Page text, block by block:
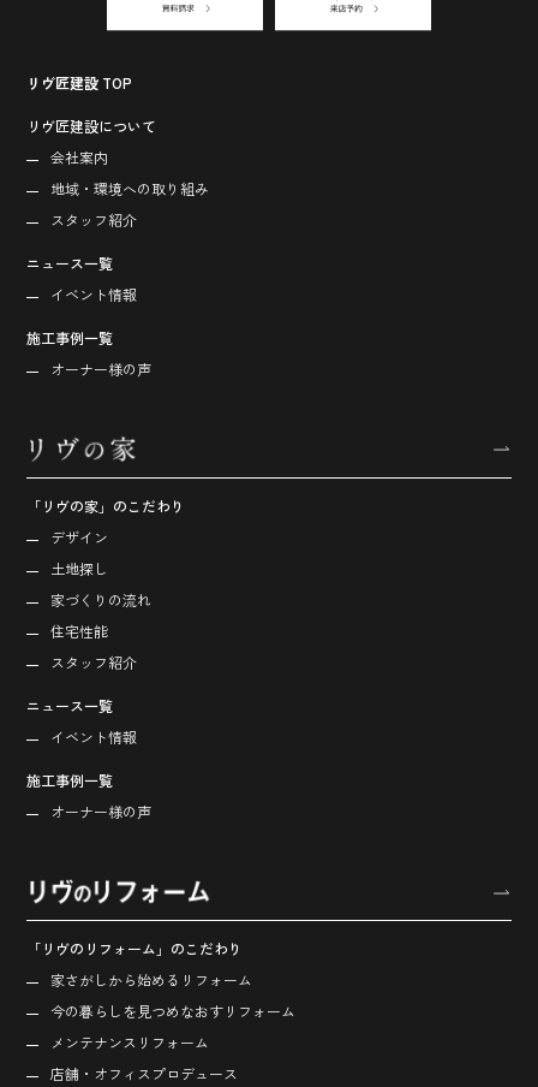
リヴ匠建設 TOP
リヴ匠建設について
会社案内
地域・環境への取り組み
スタッフ紹介
ニュース一覧
イベント情報
施工事例一覧
オーナー様の声
「リヴの家」のこだわり
デザイン
土地探し
家づくりの流れ
住宅性能
スタッフ紹介
ニュース一覧
イベント情報
施工事例一覧
オーナー様の声
「リヴのリフォーム」のこだわり
家さがしから始める リフォーム
今の暮らしを見つめなおす リフォーム
メンテナンスリフォーム
店舗・オフィス プロデュース